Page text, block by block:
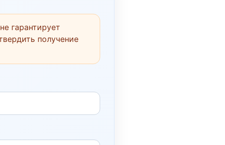
гарантирует
получение